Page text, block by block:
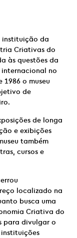
instituição da
Criativas do
às questões da
no
o museu
de
de longa
e exibições
também
cursos e
localizado na
busca uma
Criativa do
para divulgar o